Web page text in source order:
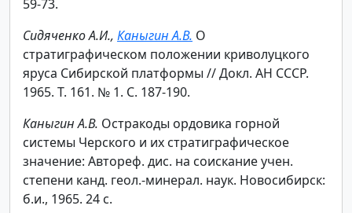
59-73.
Сидяченко А.И., Каныгин А.В. О
стратиграфическом положении криволуцкого
яруса Сибирской платформы // Докл. АН СССР.
1965. Т. 161. № 1. С. 187-190.
Каныгин А.В. Остракоды ордовика горной
системы Черского и их стратиграфическое
значение: Автореф. дис. на соискание учен.
степени канд. геол.-минерал. наук. Новосибирск:
б.и., 1965. 24 с.